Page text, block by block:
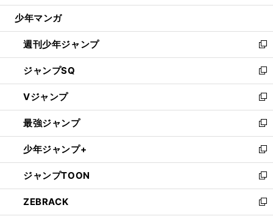
ウ
開
く
少年マンガ
週刊少年ジャンプ
新
し
い
ウ
ィ
ン
ド
ウ
で
開
く
ジャンプSQ
新
し
い
ウ
ィ
ン
ド
ウ
で
開
く
Vジャンプ
新
し
い
ウ
ィ
ン
ド
ウ
で
最強ジャンプ
新
し
い
ウ
ィ
ン
ド
少年ジャンプ+
新
し
い
ウ
ィ
ジャンプTOON
新
し
い
ZEBRACK
新